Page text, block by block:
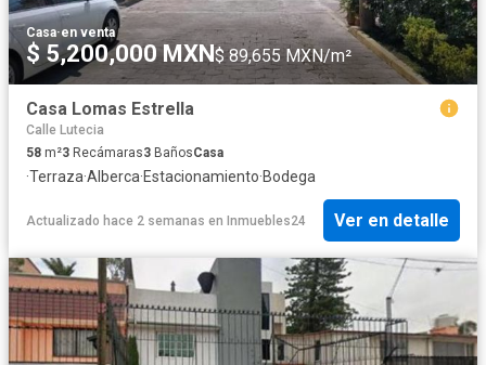
Casa·en venta
$ 5,200,000 MXN$ 89,655 MXN/m²
Casa Lomas Estrella
Calle Lutecia
58 m²3 Recámaras3 BañosCasa
·Terraza·Alberca·Estacionamiento·Bodega
Actualizado hace 2 semanas en Inmuebles24 Ver en detalle